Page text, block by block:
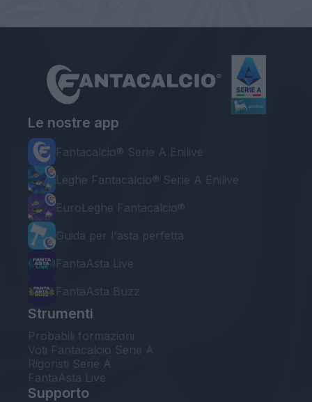
Le nostre app
Fantacalcio® Serie A Enilive
Leghe Fantacalcio® Serie A Enilive
EuroLeghe Fantacalcio®
Guida per l'asta perfetta
FantaAsta Live
FantaAsta Buzz
Strumenti
Probabili formazioni
Voti Fantacalcio Serie A
Rigoristi Serie A
FantaAsta Live
Supporto